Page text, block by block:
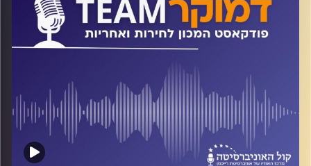
החברה הערבית בישראל. מה מותר לערבים בישראל לומר
ומה אסור, והאם אותם הכללים שחלים על הערבים חלים גם
על היהודים?
המכון לחירות ואחריות